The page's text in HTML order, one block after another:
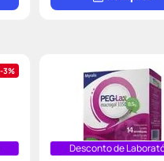
3%
Desconto de